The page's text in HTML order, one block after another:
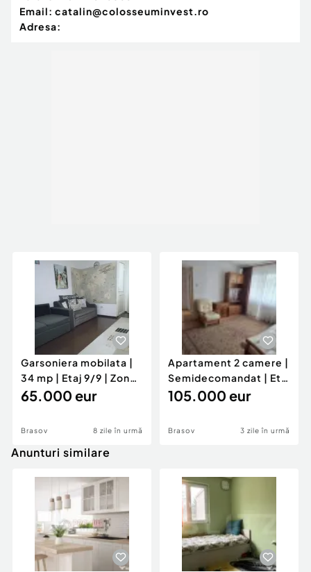
Email: catalin@colosseuminvest.ro
Adresa:
Garsoniera mobilata |
34 mp | Etaj 9/9 | Zona
Astra
65.000 eur
Brasov 8 zile în urmă
Apartament 2 camere |
Semidecomandat | Etaj
1/4 | Centrul Civic
105.000 eur
Brasov 3 zile în urmă
Anunturi similare